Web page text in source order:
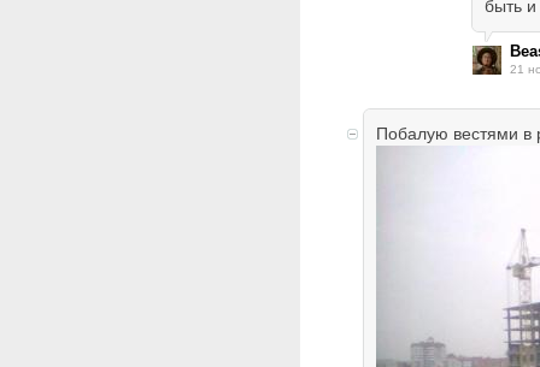
быть
21
Побалую вестями в